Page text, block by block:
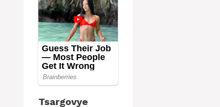
Tsargovye